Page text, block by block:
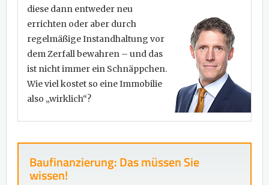
diese dann entweder neu
errichten oder aber durch
regelmäßige Instandhaltung vor
dem Zerfall bewahren – und das
ist nicht immer ein Schnäppchen.
Wie viel kostet so eine Immobilie
also „wirklich“?
Baufinanzierung: Das müssen Sie
wissen!